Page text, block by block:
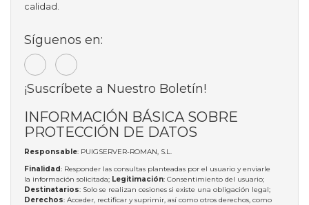
calidad.
Síguenos en:
¡Suscríbete a Nuestro Boletín!
INFORMACIÓN BÁSICA SOBRE
PROTECCIÓN DE DATOS
Responsable: PUIGSERVER-ROMAN, S.L.
Finalidad: Responder las consultas planteadas por el usuario y enviarle
la información solicitada; Legitimación: Consentimiento del usuario;
Destinatarios: Solo se realizan cesiones si existe una obligación legal;
Derechos: Acceder, rectificar y suprimir, así como otros derechos, como